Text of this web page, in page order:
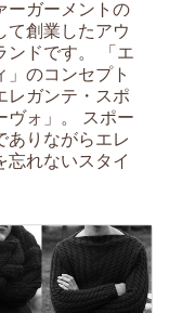
ーガーメントの
て創業したアウ
ンドです。 「エ
」のコンセプト
レガンテ・スポ
ヴォ」。 スポー
ありながらエレ
忘れないスタイ